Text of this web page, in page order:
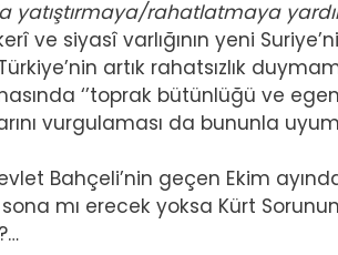
yatıştırmaya/rahatlatmaya
ve siyasî varlığının yeni
artık rahatsızlık
‘’toprak bütünlüğü ve
vurgulaması da bununla
Bahçeli’nin geçen Ekim
sona mı erecek yoksa Kürt